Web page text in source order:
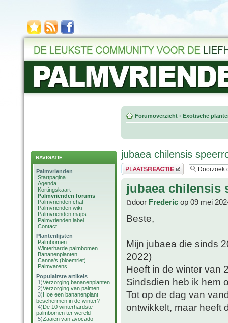
NAVIGATIE
Palmvrienden
Startpagina
Agenda
Kortingskaart
Palmvrienden forums
Palmvrienden chat
Palmvrienden wiki
Palmvrienden maps
Palmvrienden label
Contact
Plantenlijsten
Palmbomen
Winterharde palmbomen
Bananenplanten
Canna's (bloemriet)
Palmvarens
Populairste artikels
1)Verzorging bananenplanten
2)Verzorging van palmen
3)Hoe een bananenplant
beschermen in de winter?
4)De 10 winterhardste
palmbomen ter wereld
5)Zaaien van avocado
Forumoverzicht ‹ Exotische
jubaea chilensis
Plaats een reactie
jubaea chilensis
door Frederic op 09 mei
Beste,
Mijn jubaea die sinds
2022)
Heeft in de winter van
Sindsdien heb ik hem
Tot op de dag van
ontwikkelt, maar heeft